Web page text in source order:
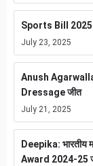
Sports Bill 2025:
July 23, 2025
Anush Agarwalla –
Dressage जीत
July 21, 2025
Deepika: भारतीय
Award 2024-25